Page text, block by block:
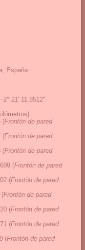
España
2° 21' 11.8512"
(Frontón de pared
(Frontón de pared
(Frontón de pared
(Frontón de pared
(Frontón de pared
(Frontón de pared
(Frontón de pared
(Frontón de pared
(Frontón de pared